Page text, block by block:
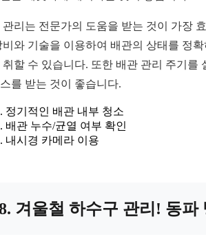
관리는 전문가의 도움을 받는 것이 가장
비와 기술을 이용하여 배관의 상태를 정
취할 수 있습니다. 또한 배관 관리 주기를
를 받는 것이 좋습니다.
정기적인 배관 내부 청소
배관 누수/균열 여부 확인
내시경 카메라 이용
겨울철 하수구 관리! 동파